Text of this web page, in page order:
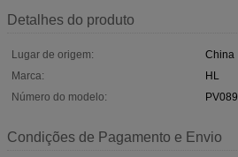
Detalhes do produto
Lugar de origem:
China
Marca:
HL
Número do modelo:
PV089
Condições de Pagamento e Envio